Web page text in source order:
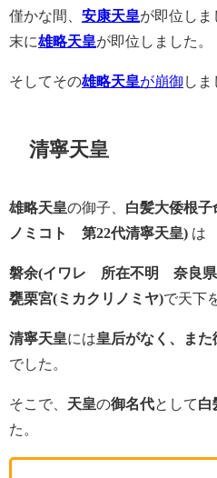
僅かな間、 安康天皇が即位しま
末に雄略天皇が即位しました。
そしてその雄略天皇が崩御 しま
清寧天皇
雄略天皇の御子、 白髪大倭根子
ノミコト 第22代清寧天皇) は
磐余(イワレ 所在不明 奈良県
甕栗宮(ミカクリノミヤ)で天下
清寧天皇には皇后がなく、ま
でした。
そこで、 天皇の御名代として白
た。